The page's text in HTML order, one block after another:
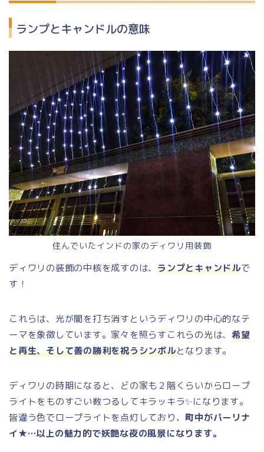
ランプとキャンドルの意味
住んでいたインドの家のディワリ用装飾
ディワリの装飾の中核を成すのは、ランプとキャンドルで
す！
これらは、光が闇を打ち消すというディワリの中心的なテ
ーマを象徴しています。家々を照らすこれらの光は、希望
と再生、そして善の勝利を祝うシンボルとなります。
ディワリの時期になると、どの家も２階くらいからロープ
ライトをものすごい数つるしてキラッキラ✨になります。
皆違う色でロープライトを点灯しており、 町中がパーリナ
イ★…以上の魅力的で妖艶な夜の風景になります。